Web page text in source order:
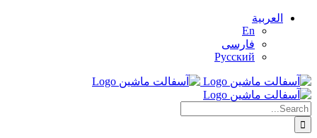
Skip
العربية
En
فارسی
Русский
Search
for: